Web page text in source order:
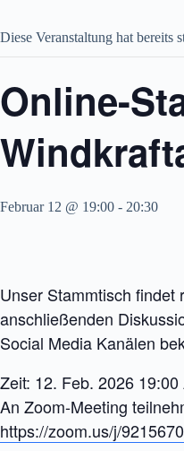
Diese Veranstaltung hat bereits
Online-
Februar 12 @ 19:00 - 20:30
Unser Stammtisch
anschließenden
Social Media Kanälen
Zeit: 12. Feb. 2026
An Zoom-Meeting
https://zoom.us/j/